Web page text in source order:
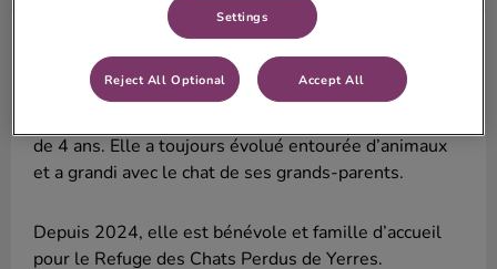
Passionnée d’animaux depuis son enfance,
de 4 ans. Elle a toujours évolué entourée d’animaux
et a grandi avec le chat de ses grands-parents.
Depuis 2024, elle est bénévole et famille d’accueil
pour le Refuge des Chats Perdus de Yerres.
Settings
Reject All Optional Accept All